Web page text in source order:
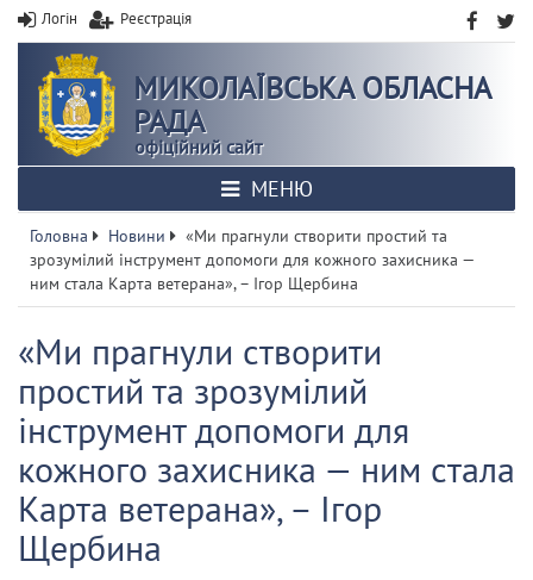
Логін Реєстрація
МИКОЛАЇВСЬКА ОБЛАСНА
РАДА
офіційний сайт
МЕНЮ
Головна Новини
«Ми прагнули створити простий та
зрозумілий інструмент допомоги для кожного захисника —
ним стала Карта ветерана», – Ігор Щербина
«Ми прагнули створити
простий та зрозумілий
інструмент допомоги для
кожного захисника — ним стала
Карта ветерана», – Ігор
Щербина